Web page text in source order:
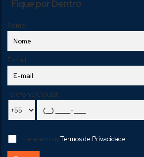
Fique por Dentro
Nome:
E-mail:
Telefone/Celular:
Li e aceito osTermos de Privacidade